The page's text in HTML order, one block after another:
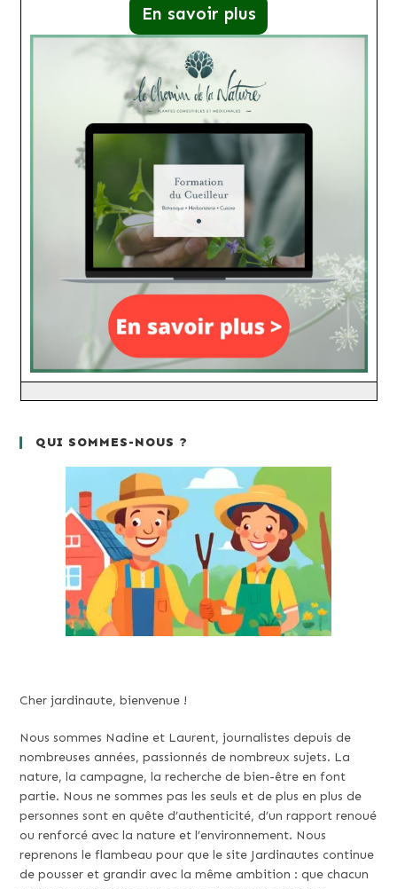
En savoir plus
QUI SOMMES-NOUS ?
Cher jardinaute, bienvenue !
Nous sommes Nadine et Laurent, journalistes depuis de
nombreuses années, passionnés de nombreux sujets. La
nature, la campagne, la recherche de bien-être en font
partie. Nous ne sommes pas les seuls et de plus en plus de
personnes sont en quête d’authenticité, d’un rapport renoué
ou renforcé avec la nature et l’environnement. Nous
reprenons le flambeau pour que le site Jardinautes continue
de pousser et grandir avec la même ambition : que chacun